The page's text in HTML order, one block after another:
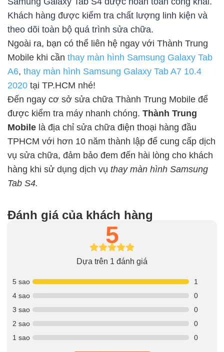
Khách hàng được kiểm tra chất lượng linh kiện và
theo dõi toàn bộ quá trình sửa chữa.
Ngoài ra, bạn có thể liên hệ ngay với Thành Trung
Mobile khi cần thay màn hình Samsung Galaxy Tab
A6, thay màn hình Samsung Galaxy Tab A7 10.4
2020 tại TP.HCM nhé!
Đến ngay cơ sở sửa chữa Thành Trung Mobile để
được kiểm tra máy nhanh chóng. Thành Trung
Mobile là địa chỉ sửa chữa điện thoại hàng đầu
TPHCM với hơn 10 năm thành lập để cung cấp dịch
vụ sửa chữa, đảm bảo đem đến hài lòng cho khách
hàng khi sử dụng dịch vụ thay màn hình Samsung
Tab S4.
Đánh giá của khách hàng
5
Dựa trên 1 đánh giá
5 sao
1
4 sao
0
3 sao
0
2 sao
0
1 sao
0